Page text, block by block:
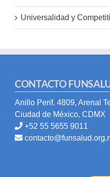
Universalidad y
CONTACTO
Anillo Perif. 4809, Arenal
Ciudad de México, CDMX
+52 55 5655 9011